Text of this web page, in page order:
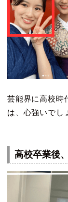
芸能界に高校時
は、心強いでし
高校卒業後